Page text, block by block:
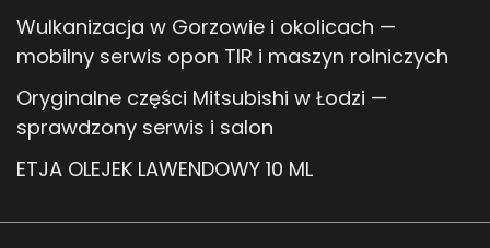
Wulkanizacja w Gorzowie i okolicach —
mobilny serwis opon TIR i maszyn rolniczych
Oryginalne części Mitsubishi w Łodzi —
sprawdzony serwis i salon
ETJA OLEJEK LAWENDOWY 10 ML